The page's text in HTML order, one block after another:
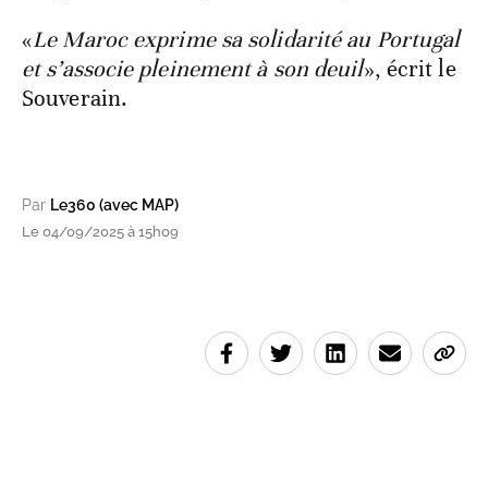
«Le Maroc exprime sa solidarité au Portugal
et s’associe pleinement à son deuil», écrit le
Souverain.
Par Le360 (avec MAP)
Le 04/09/2025 à 15h09